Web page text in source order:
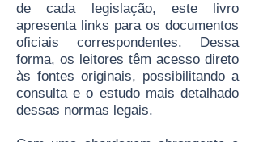
de cada legislação, este livro
apresenta links para os documentos
oficiais correspondentes. Dessa
forma, os leitores têm acesso direto
às fontes originais, possibilitando a
consulta e o estudo mais detalhado
dessas normas legais.